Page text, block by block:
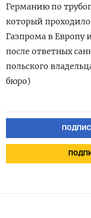
Германию по
который проходило
Газпрома в Европу
после ответных
польского
бюро)